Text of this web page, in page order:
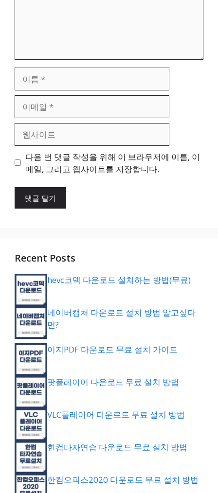
일
트
다음 번 댓글 작성을 위해 이 브라우저에 이름, 이
메일, 그리고 웹사이트를 저장합니다.
Recent Posts
hevc코덱 다운로드 설치하는 방법(무료)
네이버캡쳐 다운로드 설치 방법 알고싶다
면?
이지PDF 다운로드 무료 설치 가이드
팟플레이어 다운로드 무료 설치 방법
VLC플레이어 다운로드 무료 설치 방법
한컴타자연습 다운로드 무료 설치 방법
한컴오피스2020 다운로드 무료 설치 방법